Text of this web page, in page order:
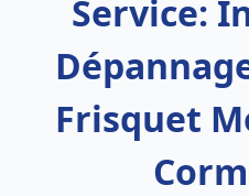
Service:
Frisquet